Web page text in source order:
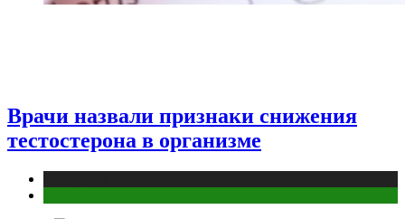
Врачи назвали признаки снижения
тестостерона в организме